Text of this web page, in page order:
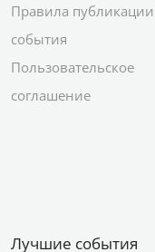
Правила публикации
события
Пользовательское
соглашение
Лучшие события